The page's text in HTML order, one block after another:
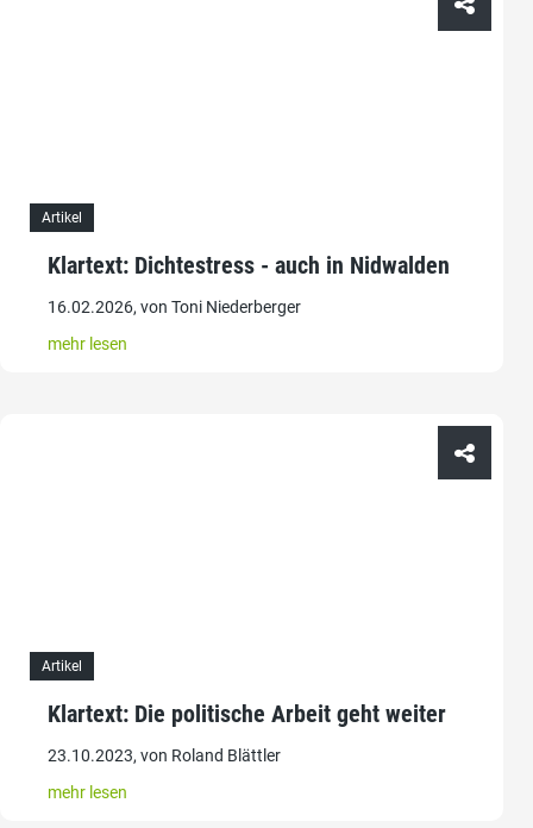
Artikel
Klartext: Dichtestress - auch in Nidwalden
16.02.2026, von Toni Niederberger
mehr lesen
Artikel
Klartext: Die politische Arbeit geht weiter
23.10.2023, von Roland Blättler
mehr lesen